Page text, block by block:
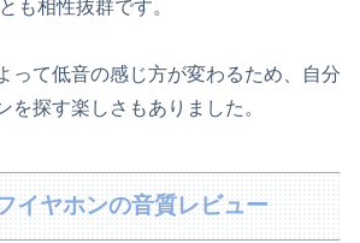
も相性抜群です。
って低音の感じ方が変わるため、自分
を探す楽しさもありました。
イヤホンの音質レビュー